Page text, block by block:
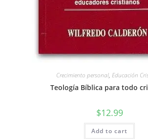
Crecimiento personal, Educación
Teología Bíblica para todo
$12.99
Add to cart